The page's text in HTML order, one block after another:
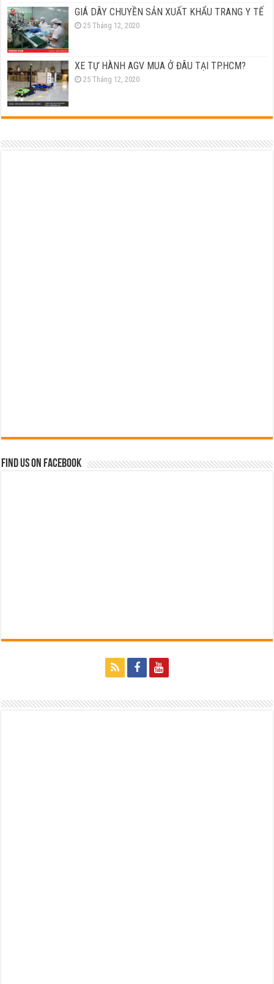
GIÁ DÂY CHUYỀN SẢN XUẤT KHẨU TRANG Y TẾ
25 Tháng 12, 2020
XE TỰ HÀNH AGV MUA Ở ĐÂU TẠI TP.HCM?
25 Tháng 12, 2020
Find us on Facebook